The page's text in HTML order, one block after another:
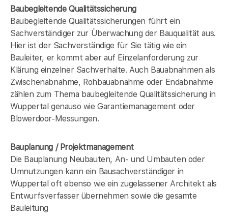
Baubegleitende Qualitätssicherung
Baubegleitende Qualitätssicherungen führt ein
Sachverständiger zur Überwachung der Bauqualität aus.
Hier ist der Sachverständige für Sie tätig wie ein
Bauleiter, er kommt aber auf Einzelanforderung zur
Klärung einzelner Sachverhalte. Auch Bauabnahmen als
Zwischenabnahme, Rohbauabnahme oder Endabnahme
zählen zum Thema baubegleitende Qualitätssicherung in
Wuppertal genauso wie Garantiemanagement oder
Blowerdoor-Messungen.
Bauplanung / Projektmanagement
Die Bauplanung Neubauten, An- und Umbauten oder
Umnutzungen kann ein Bausachverständiger in
Wuppertal oft ebenso wie ein zugelassener Architekt als
Entwurfsverfasser übernehmen sowie die gesamte
Bauleitung